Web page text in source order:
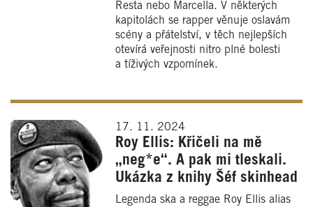
Resta nebo Marcella. V některých
kapitolách se rapper věnuje oslavám
scény a přátelství, v těch nejlepších
otevírá veřejnosti nitro plné bolesti
a tíživých vzpomínek.
17. 11. 2024
Roy Ellis: Křičeli na mě
„neg*e“. A pak mi tleskali.
Ukázka z knihy Šéf skinhead
Legenda ska a reggae Roy Ellis alias